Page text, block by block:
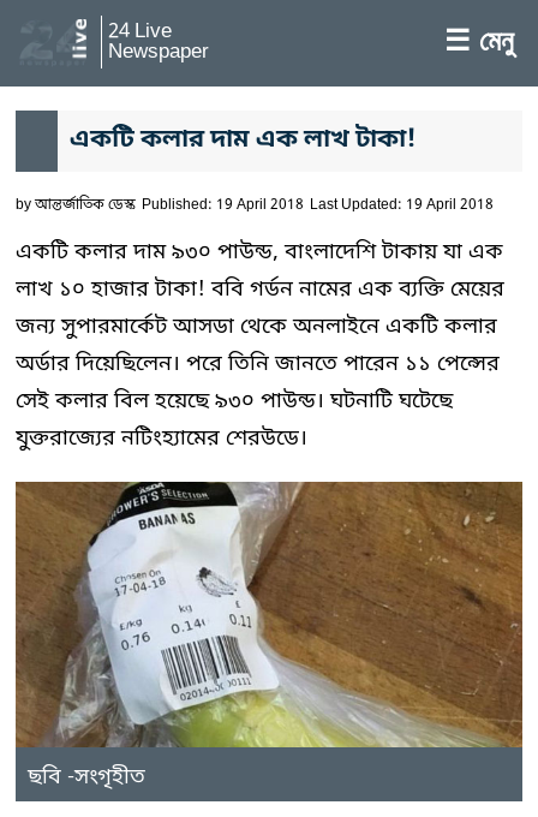
24 Live
Newspaper ☰ মেনু
একটি কলার দাম এক লাখ টাকা!
byআন্তর্জাতিক ডেস্ক Published: 19 April 2018 Last Updated: 19 April 2018
একটি কলার দাম ৯৩০ পাউন্ড, বাংলাদেশি টাকায় যা এক
লাখ ১০ হাজার টাকা! ববি গর্ডন নামের এক ব্যক্তি মেয়ের
জন্য সুপারমার্কেট আসডা থেকে অনলাইনে একটি কলার
অর্ডার দিয়েছিলেন। পরে তিনি জানতে পারেন ১১ পেন্সের
সেই কলার বিল হয়েছে ৯৩০ পাউন্ড। ঘটনাটি ঘটেছে
যুক্তরাজ্যের নটিংহ্যামের শেরউডে।
ছবি -সংগৃহীত